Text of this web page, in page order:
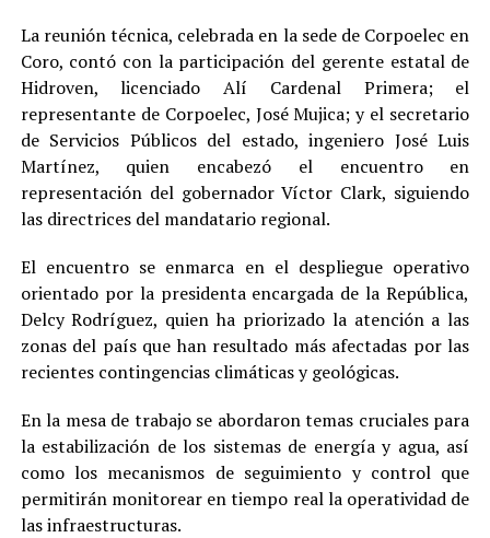
La reunión técnica, celebrada en la sede de Corpoelec en
Coro, contó con la participación del gerente estatal de
Hidroven, licenciado Alí Cardenal Primera; el
representante de Corpoelec, José Mujica; y el secretario
de Servicios Públicos del estado, ingeniero José Luis
Martínez, quien encabezó el encuentro en
representación del gobernador Víctor Clark, siguiendo
las directrices del mandatario regional.
El encuentro se enmarca en el despliegue operativo
orientado por la presidenta encargada de la República,
Delcy Rodríguez, quien ha priorizado la atención a las
zonas del país que han resultado más afectadas por las
recientes contingencias climáticas y geológicas.
En la mesa de trabajo se abordaron temas cruciales para
la estabilización de los sistemas de energía y agua, así
como los mecanismos de seguimiento y control que
permitirán monitorear en tiempo real la operatividad de
las infraestructuras.